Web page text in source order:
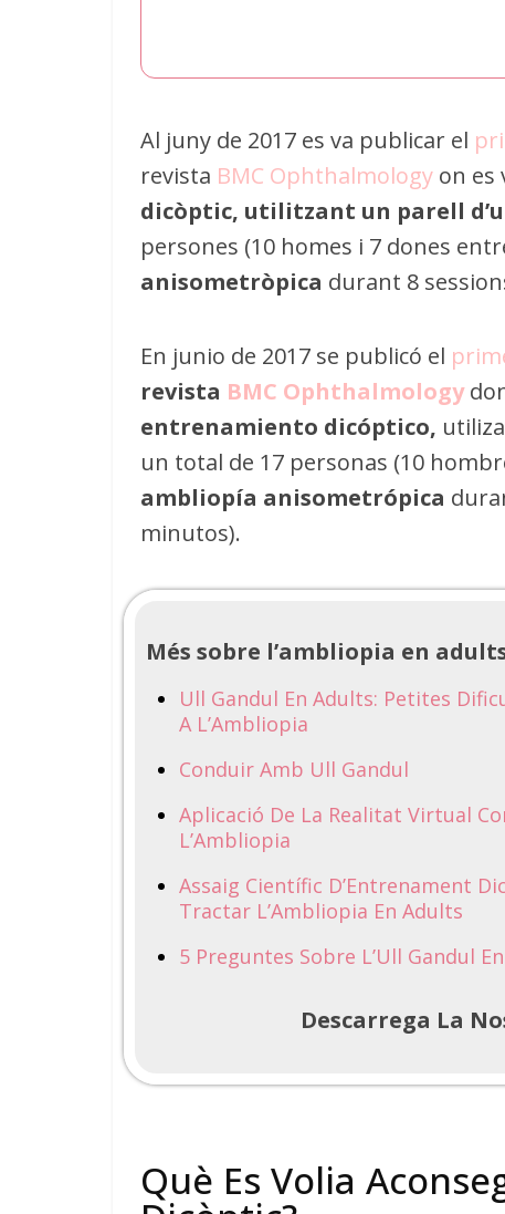
Al juny de 2017 es va publicar el
revista BMC Ophthalmology on es
dicòptic, utilitzant un parell
persones (10 homes i 7 dones
anisometròpica durant 8
En junio de 2017 se publicó el
revista BMC Ophthalmology
entrenamiento dicóptico,
un total de 17 personas (10
ambliopía anisometrópica
minutos).
Més sobre l’ambliopia en
Ull Gandul En Adults: Petites
A L’Ambliopia
Conduir Amb Ull Gandul
Aplicació De La Realitat Virtual
L’Ambliopia
Assaig Científic D’Entrenament
Tractar L’Ambliopia En Adults
5 Preguntes Sobre L’Ull Gandul
Descarrega La
Què Es Volia